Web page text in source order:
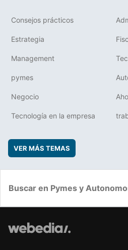
Consejos prácticos
Estrategia
Management
pymes
Negocio
Tecnología en la empresa
VER MÁS TEMAS